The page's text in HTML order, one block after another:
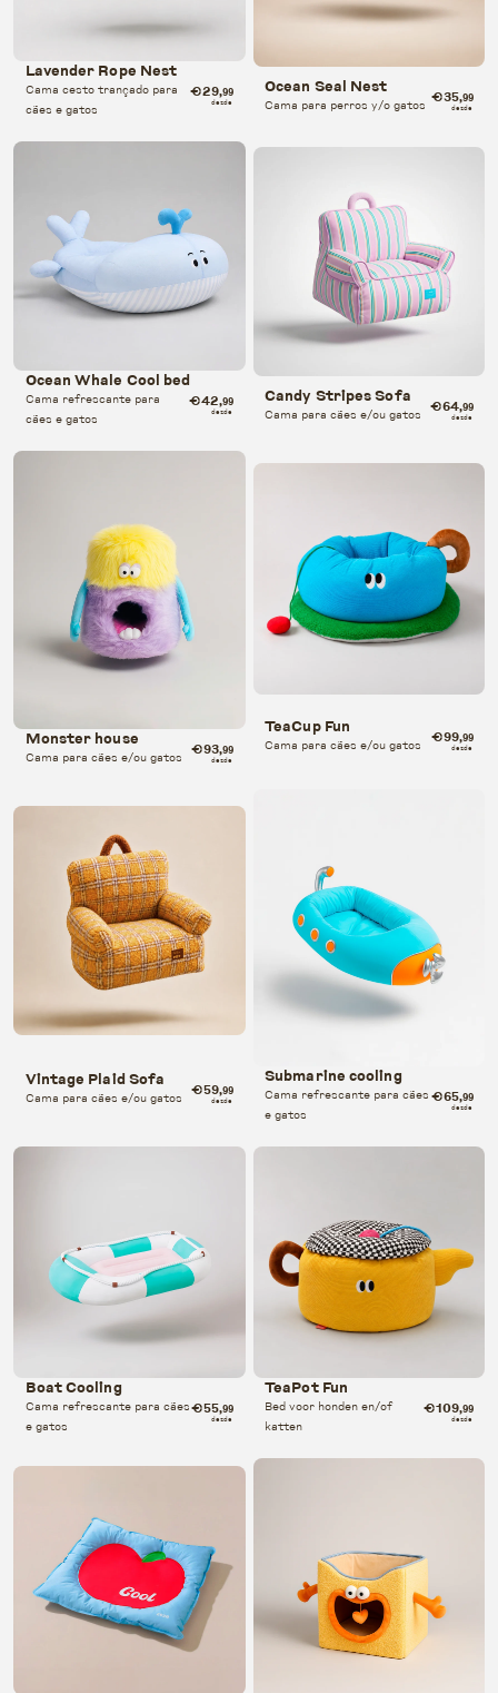
Lavender Rope Nest
Cama cesto trançado para
cães e gatos
desde
€29,99 Ocean Seal Nest
Cama para perros y/o gatos desde
€35,99
Ocean Whale Cool bed
Cama refrescante para
cães e gatos
desde
€42,99 Candy Stripes Sofa
Cama para cães e/ou gatos desde
€64,99
Monster house
Cama para cães e/ou gatos desde
€93,99
TeaCup Fun
Cama para cães e/ou gatos desde
€99,99
Vintage Plaid Sofa
Cama para cães e/ou gatos desde
€59,99
Submarine cooling
Cama refrescante para cães
e gatos
desde
€65,99
Boat Cooling
Cama refrescante para cães
e gatos
desde
€55,99
TeaPot Fun
Bed voor honden en/of
katten
desde
€109,99